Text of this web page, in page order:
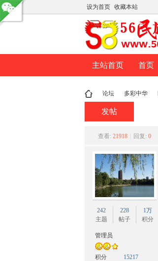
设为首页 收藏本站
主站首页 首页
论坛
›
多彩中华
›
发帖
查看: 21918 回复: 0
242
主题
228
帖子
1万
积分
管理员
积分 15217